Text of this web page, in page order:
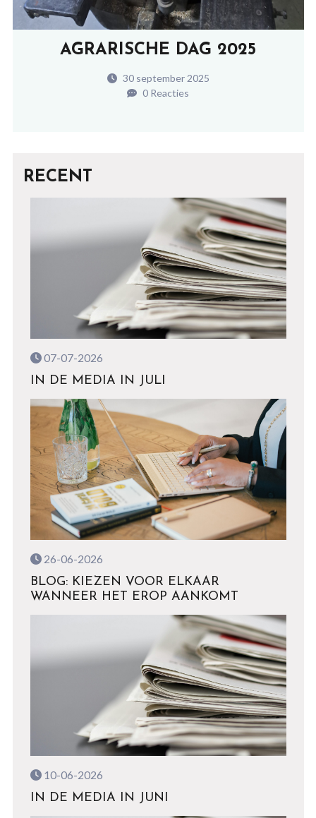
AGRARISCHE DAG 2025
30 september 2025
0 Reacties
RECENT
07-07-2026
IN DE MEDIA IN JULI
26-06-2026
BLOG: KIEZEN VOOR ELKAAR
WANNEER HET EROP AANKOMT
10-06-2026
IN DE MEDIA IN JUNI